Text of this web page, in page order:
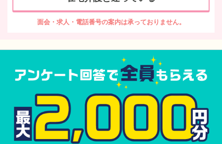
面会・求人・電話番号の案内は承っておりません。